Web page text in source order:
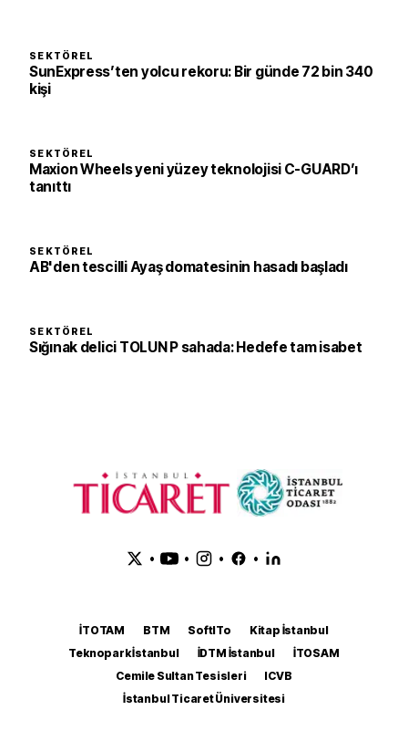
SEKTÖREL
SunExpress’ten yolcu rekoru: Bir günde 72 bin 340
kişi
SEKTÖREL
Maxion Wheels yeni yüzey teknolojisi C-GUARD’ı
tanıttı
SEKTÖREL
AB'den tescilli Ayaş domatesinin hasadı başladı
SEKTÖREL
Sığınak delici TOLUN P sahada: Hedefe tam isabet
• • • •
İTOTAM BTM SoftITo
Kitap İstanbul
Teknopark İstanbul
İDTM İstanbul
İTOSAM
Cemile Sultan Tesisleri
ICVB
İstanbul Ticaret Üniversitesi